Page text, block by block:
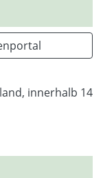
innerhalb 14